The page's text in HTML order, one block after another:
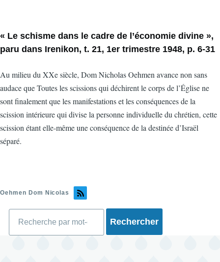
« Le schisme dans le cadre de l’économie divine »,
paru dans Irenikon, t. 21, 1er trimestre 1948, p. 6-31
Au milieu du XXe siècle, Dom Nicholas Oehmen avance non sans
audace que Toutes les scissions qui déchirent le corps de l’Église ne
sont finalement que les manifestations et les conséquences de la
scission intérieure qui divise la personne individuelle du chrétien, cette
scission étant elle-même une conséquence de la destinée d’Israël
séparé.
Oehmen Dom Nicolas